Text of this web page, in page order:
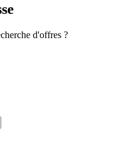
d'offres ?